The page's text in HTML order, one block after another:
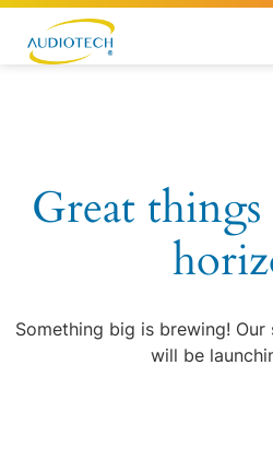
Great
Something big is brewing!
will be